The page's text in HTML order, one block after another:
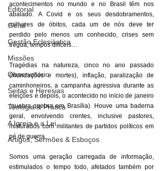
Editorial
Geral
Gestão Eclesiástica
Missões
Observatório
Seitas e Heresias
Teologia & Prática
A Igreja e a Lei
Artigos, Sermões & Esboços
acontecimentos no mundo e no Brasil têm nos
abalado. A Covid e os seus desdobramentos,
milhares de óbitos, cada um de nós deve ter
perdido pelo menos um conhecido, crises sem
trégua, tempos difíceis…
Tragédias na natureza, cinco no ano passado
(inundações e mortes), inflação, paralização de
caminhoneiros, a campanha agressiva durante as
eleições e depois, o acontecido no início de janeiro
(quebra-quebra em Brasília). Houve uma baderna
geral, envolvendo crentes, inclusive pastores,
misturados com militantes de partidos políticos em
pé de guerra.
Somos uma geração carregada de informação,
estimulados o tempo todo, afetados também por